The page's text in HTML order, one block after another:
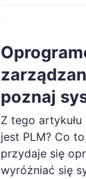
poznaj
Z tego
jest PLM? Co
przydaje się
wyróżniać się